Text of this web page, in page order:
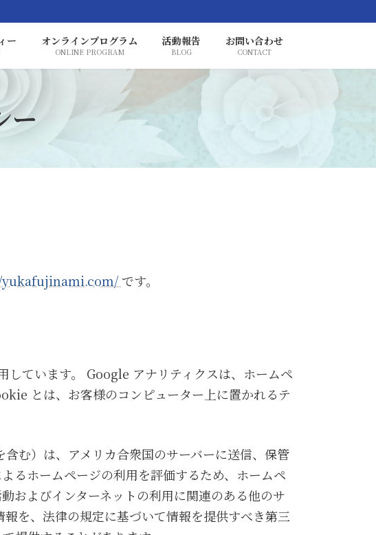
ー オンラインプログラム
ONLINE PROGRAM
活動報告
BLOG
お問い合わせ
CONTACT
ー
です。
ています。 Google アナリティクスは、ホームペ
とは、お客様のコンピューター上に置かれるテ
む）は、アメリカ合衆国のサーバーに送信、保管
るホームページの利用を評価するため、ホームペ
およびインターネットの利用に関連のある他のサ
を、法律の規定に基づいて情報を提供すべき第三